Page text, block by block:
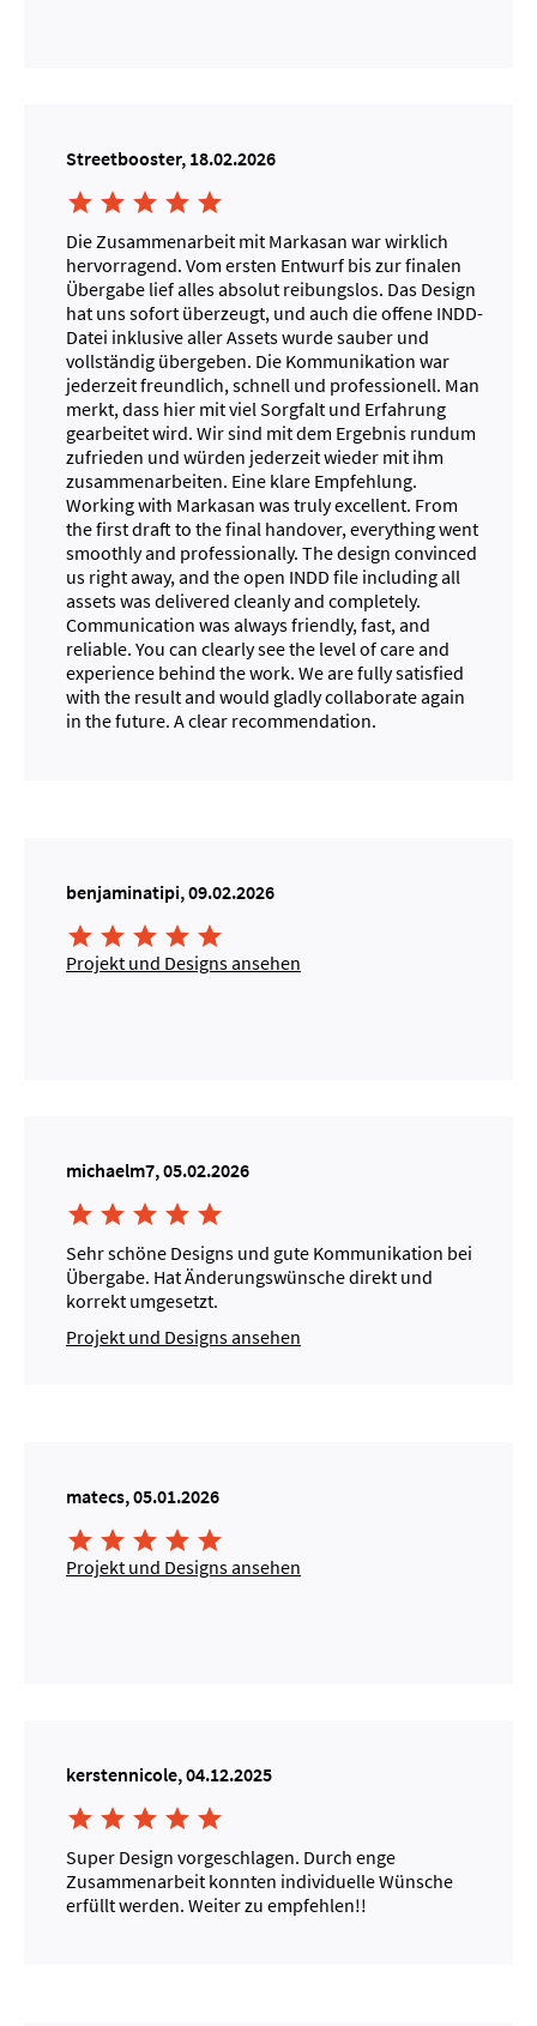
Streetbooster, 18.02.2026
    
Die Zusammenarbeit mit Markasan war wirklich
hervorragend. Vom ersten Entwurf bis zur finalen
Übergabe lief alles absolut reibungslos. Das Design
hat uns sofort überzeugt, und auch die offene INDD-
Datei inklusive aller Assets wurde sauber und
vollständig übergeben. Die Kommunikation war
jederzeit freundlich, schnell und professionell. Man
merkt, dass hier mit viel Sorgfalt und Erfahrung
gearbeitet wird. Wir sind mit dem Ergebnis rundum
zufrieden und würden jederzeit wieder mit ihm
zusammenarbeiten. Eine klare Empfehlung.
Working with Markasan was truly excellent. From
the first draft to the final handover, everything went
smoothly and professionally. The design convinced
us right away, and the open INDD file including all
assets was delivered cleanly and completely.
Communication was always friendly, fast, and
reliable. You can clearly see the level of care and
experience behind the work. We are fully satisfied
with the result and would gladly collaborate again
in the future. A clear recommendation.
benjaminatipi, 09.02.2026
    
Projekt und Designs ansehen
michaelm7, 05.02.2026
    
Sehr schöne Designs und gute Kommunikation bei
Übergabe. Hat Änderungswünsche direkt und
korrekt umgesetzt.
Projekt und Designs ansehen
matecs, 05.01.2026
    
Projekt und Designs ansehen
kerstennicole, 04.12.2025
    
Super Design vorgeschlagen. Durch enge
Zusammenarbeit konnten individuelle Wünsche
erfüllt werden. Weiter zu empfehlen!!